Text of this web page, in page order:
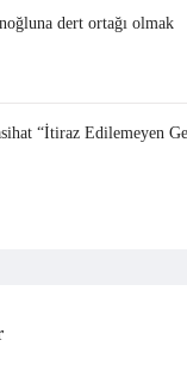
dert ortağı olmak
“İtiraz Edilemeyen